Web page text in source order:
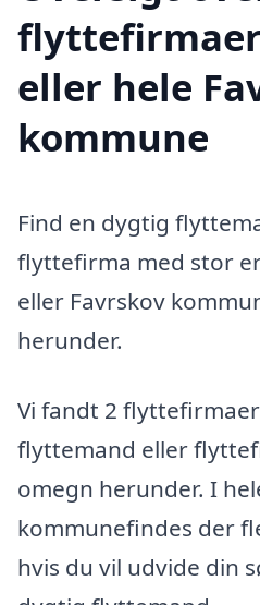
eller hele
kommune
Find en dygtig
flyttefirma med stor
eller Favrskov
herunder.
Vi fandt 2
flyttemand eller
omegn herunder. I
kommunefindes der
hvis du vil udvide din